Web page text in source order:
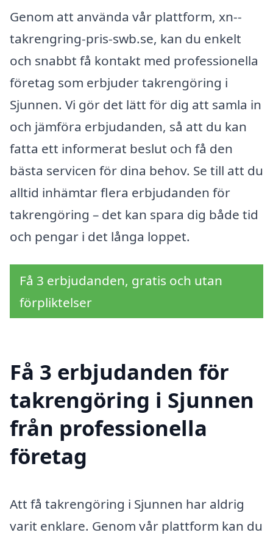
Genom att använda vår plattform, xn--
takrengring-pris-swb.se, kan du enkelt
och snabbt få kontakt med professionella
företag som erbjuder takrengöring i
Sjunnen. Vi gör det lätt för dig att samla in
och jämföra erbjudanden, så att du kan
fatta ett informerat beslut och få den
bästa servicen för dina behov. Se till att du
alltid inhämtar flera erbjudanden för
takrengöring – det kan spara dig både tid
och pengar i det långa loppet.
Få 3 erbjudanden, gratis och utan
förpliktelser
Få 3 erbjudanden för
takrengöring i Sjunnen
från professionella
företag
Att få takrengöring i Sjunnen har aldrig
varit enklare. Genom vår plattform kan du